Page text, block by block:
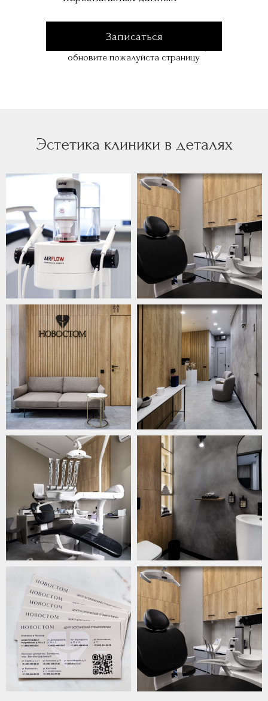
ФИО
Иванов Александр Петрович
Выберите клинику
Записаться на приём